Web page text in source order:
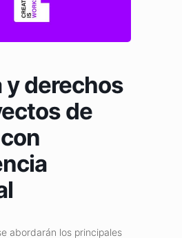
y derechos
de
abordarán los principales